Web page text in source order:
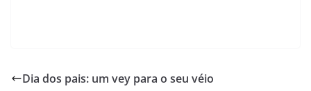
Dia dos pais: um vey para o seu véio